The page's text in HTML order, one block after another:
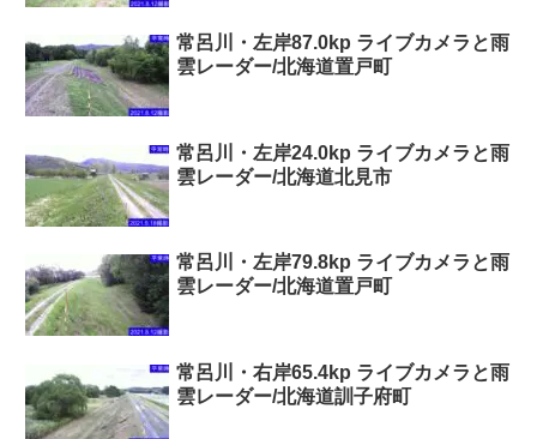
常呂川・左岸87.0kp ライブカメラと雨
雲レーダー/北海道置戸町
常呂川・左岸24.0kp ライブカメラと雨
雲レーダー/北海道北見市
常呂川・左岸79.8kp ライブカメラと雨
雲レーダー/北海道置戸町
常呂川・右岸65.4kp ライブカメラと雨
雲レーダー/北海道訓子府町